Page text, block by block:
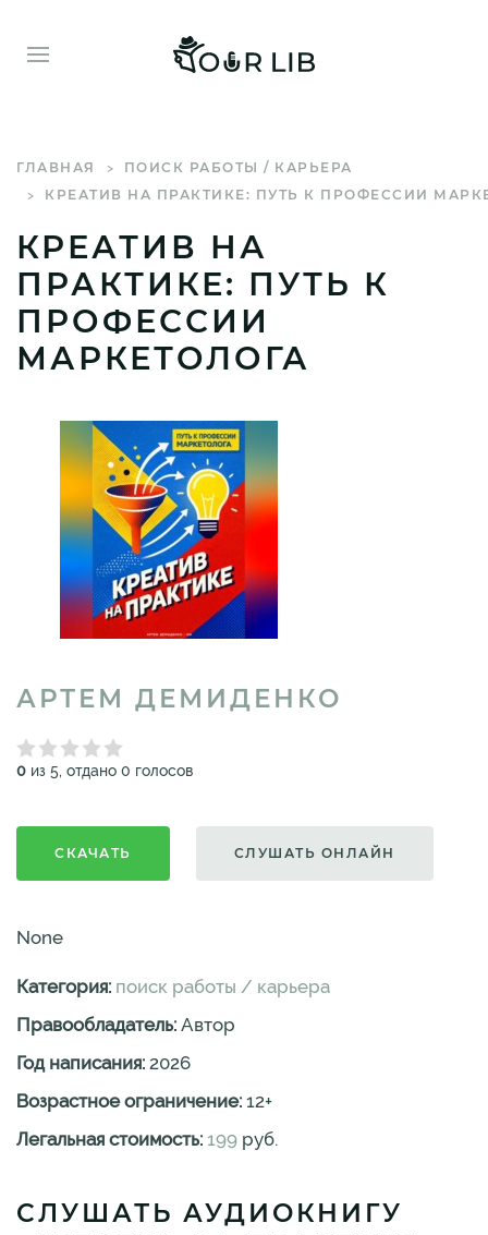
ГЛАВНАЯ
ПОИСК РАБОТЫ / КАРЬЕРА
КРЕАТИВ НА ПРАКТИКЕ: ПУТЬ К ПРОФЕССИИ
КРЕАТИВ НА
ПРАКТИКЕ: ПУТЬ К
ПРОФЕССИИ
МАРКЕТОЛОГА
АРТЕМ ДЕМИДЕНКО
0 из 5, отдано 0 голосов
СКАЧАТЬ СЛУШАТЬ ОНЛАЙН
None
Категория: поиск работы / карьера
Правообладатель: Автор
Год написания: 2026
Возрастное ограничение: 12+
Легальная стоимость: 199 руб.
СЛУШАТЬ АУДИОКНИГУ